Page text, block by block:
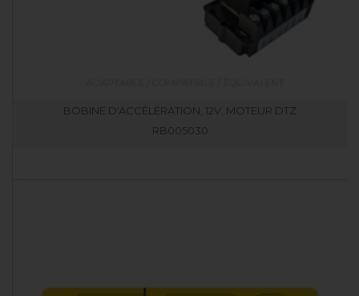
BOBINE D'ACCÉLÉRATION, 12V, MOTEUR DTZ
RB005030